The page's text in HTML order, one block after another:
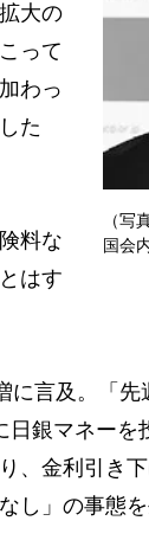
（写
国会
大の
って
わっ
た
料な
はす
言及。「先
銀マネーを
、金利引き
し」の事態